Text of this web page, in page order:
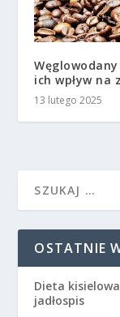
ich wpływ na
13 lutego 2025
OSTATNIE
Dieta
jadłospis